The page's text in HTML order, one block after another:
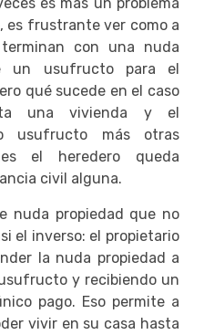
es más un problema
es frustrante ver como a
con una nuda
un usufructo para el
qué sucede en el caso
una vivienda y el
usufructo más otras
el heredero queda
civil alguna.
nuda propiedad que no
el inverso: el propietario
la nuda propiedad a
y recibiendo un
pago. Eso permite a
vivir en su casa hasta